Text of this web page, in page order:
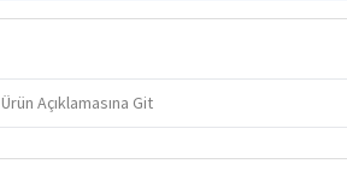
Ürün Açıklamasına Git